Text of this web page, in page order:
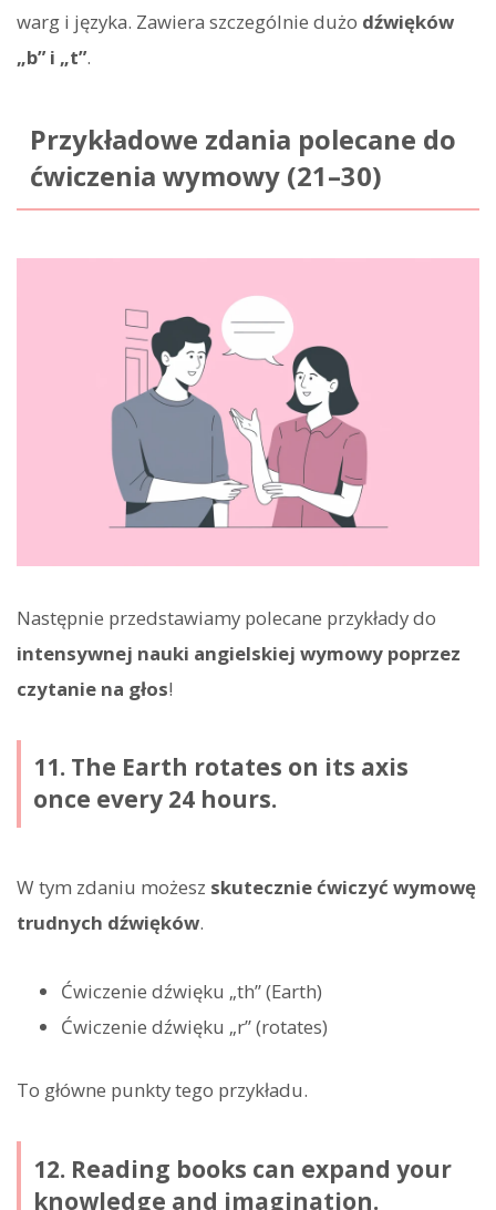
warg i języka. Zawiera szczególnie dużo dźwięków
„b” i „t”.
Przykładowe zdania polecane do
ćwiczenia wymowy (21–30)
Następnie przedstawiamy polecane przykłady do
intensywnej nauki angielskiej wymowy poprzez
czytanie na głos!
11. The Earth rotates on its axis
once every 24 hours.
W tym zdaniu możesz skutecznie ćwiczyć wymowę
trudnych dźwięków.
Ćwiczenie dźwięku „th” (Earth)
Ćwiczenie dźwięku „r” (rotates)
To główne punkty tego przykładu.
12. Reading books can expand your
knowledge and imagination.